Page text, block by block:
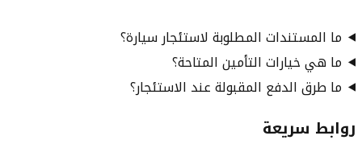
ما المستندات المطلوبة لاستئجار سيارة؟
ما هي خيارات التأمين المتاحة؟
ما طرق الدفع المقبولة عند الاستئجار؟
روابط سريعة